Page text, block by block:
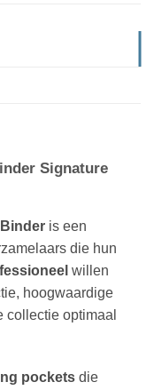
Signature
is een
die hun
willen
hoogwaardige
optimaal
pockets die